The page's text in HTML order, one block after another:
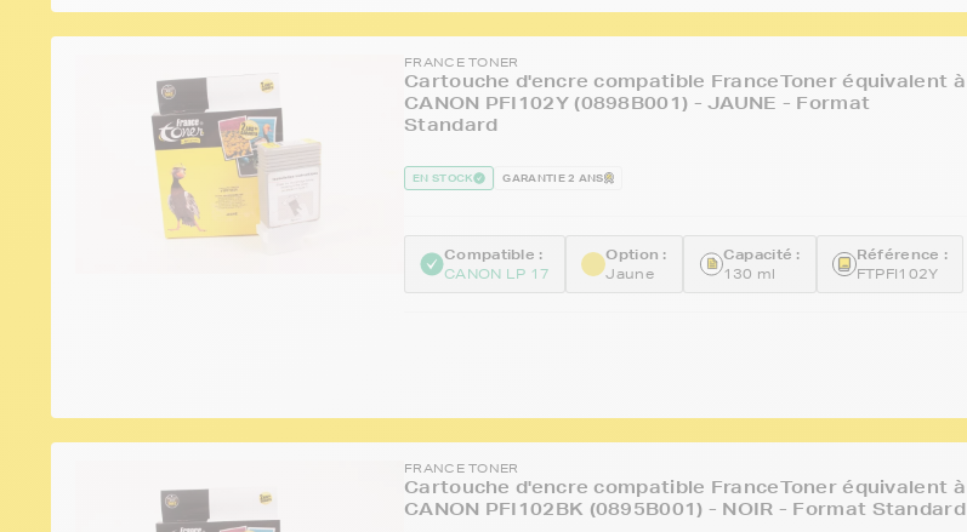
FRANCE TONER
Cartouche d'encre compatible FranceToner équivalent à
CANON PFI102Y (0898B001) - JAUNE - Format
Standard
EN STOCK GARANTIE 2 ANS
Compatible :
CANON LP 17
Option :
Jaune
Capacité :
130 ml
Référence :
FTPFI102Y
FRANCE TONER
Cartouche d'encre compatible FranceToner équivalent à
CANON PFI102BK (0895B001) - NOIR - Format Standard